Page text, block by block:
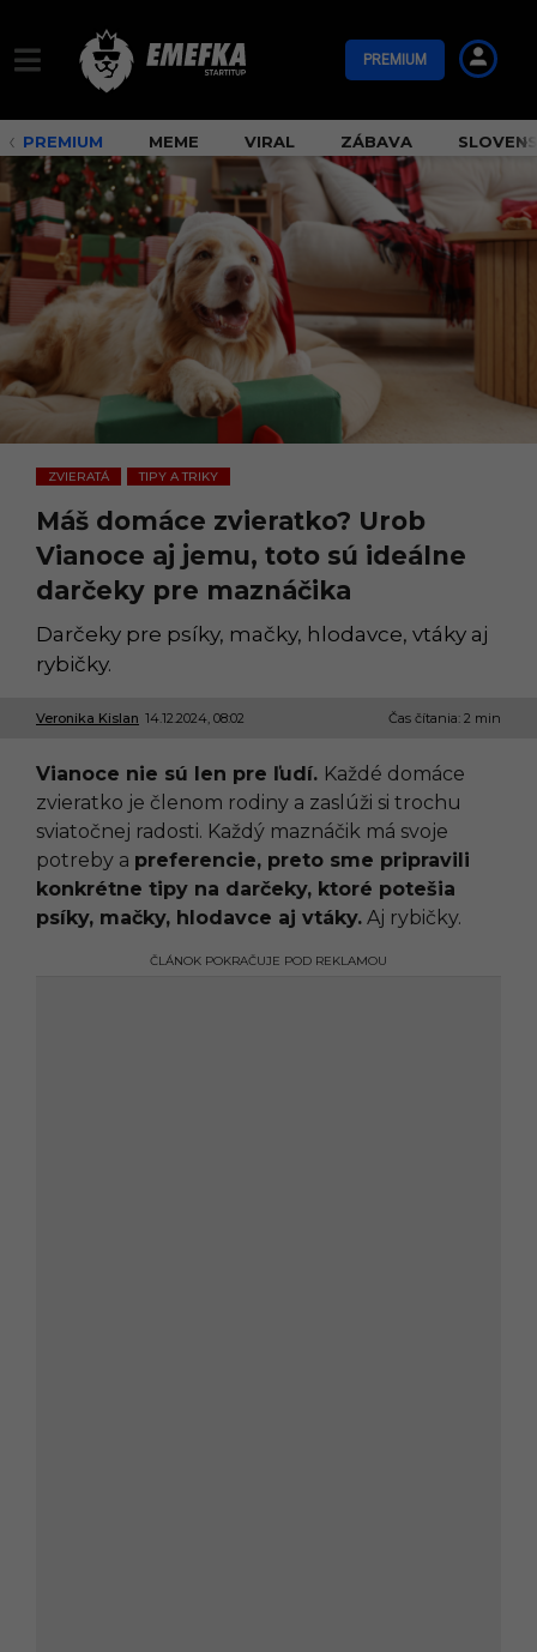
PREMIUM
PREMIUM MEME VIRAL ZÁBAVA
ZVIERATÁ
,
TIPY A TRIKY
Máš domáce zvieratko? Urob
Vianoce aj jemu, toto sú ideálne
darčeky pre maznáčika
Darčeky pre psíky, mačky, hlodavce, vtáky aj
rybičky.
Veronika Kislan 14.12.2024, 08:02
1
1
2
0
2
4
,
0
Čas čítania: 2 min
Vianoce nie sú len pre ľudí. Každé domáce
zvieratko je členom rodiny a zaslúži si trochu
sviatočnej radosti. Každý maznáčik má svoje
potreby a preferencie, preto sme pripravili
konkrétne tipy na darčeky, ktoré potešia
psíky, mačky, hlodavce aj vtáky. Aj rybičky.
ČLÁNOK POKRAČUJE POD REKLAMOU